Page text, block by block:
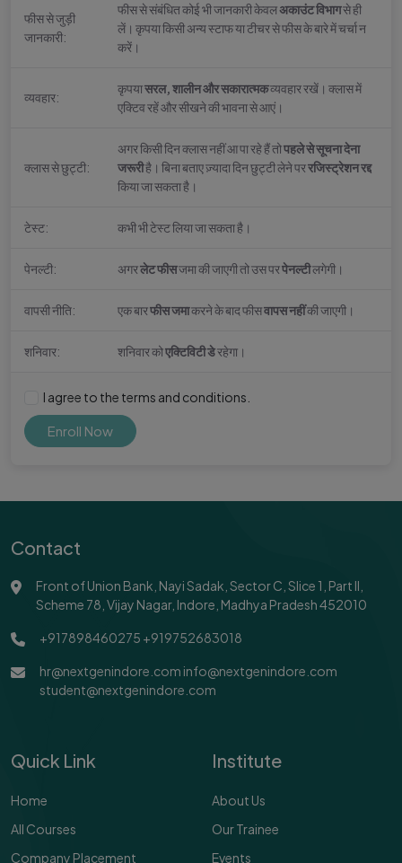
फीस से जुड़ी
जानकारी:
फीस से संबंधित कोई भी जानकारी केवलअकाउंट विभागसे ही
लें। कृपया किसी अन्य स्टाफ या टीचर से फीस के बारे में चर्चा न
करें।
व्यवहार:
कृपयासरल, शालीन और सकारात्मकव्यवहार रखें। क्लास में
एक्टिव रहें और सीखने की भावना से आएं।
क्लास से छुट्टी:
अगर किसी दिन क्लास नहीं आ पा रहे हैं तोपहले से सूचना देना
जरूरीहै। बिना बताए ज़्यादा दिन छुट्टी लेने पररजिस्ट्रेशन रद्द
किया जा सकता है।
टेस्ट: कभी भी टेस्ट लिया जा सकता है।
पेनल्टी: अगरलेट फीसजमा की जाएगी तो उस परपेनल्टीलगेगी।
वापसी नीति: एक बारफीस जमाकरने के बाद फीसवापस नहींकी जाएगी।
शनिवार: शनिवार कोएक्टिविटी डेरहेगा।
I agree to the terms and conditions.
Enroll Now
Contact
Front of Union Bank, Nayi Sadak, Sector C, Slice 1, Part II,
Scheme 78, Vijay Nagar, Indore, Madhya Pradesh 452010
+917898460275 +919752683018
hr@nextgenindore.com info@nextgenindore.com
student@nextgenindore.com
Quick Link
Home
All Courses
Company Placement
Institute
About Us
Our Trainee
Events